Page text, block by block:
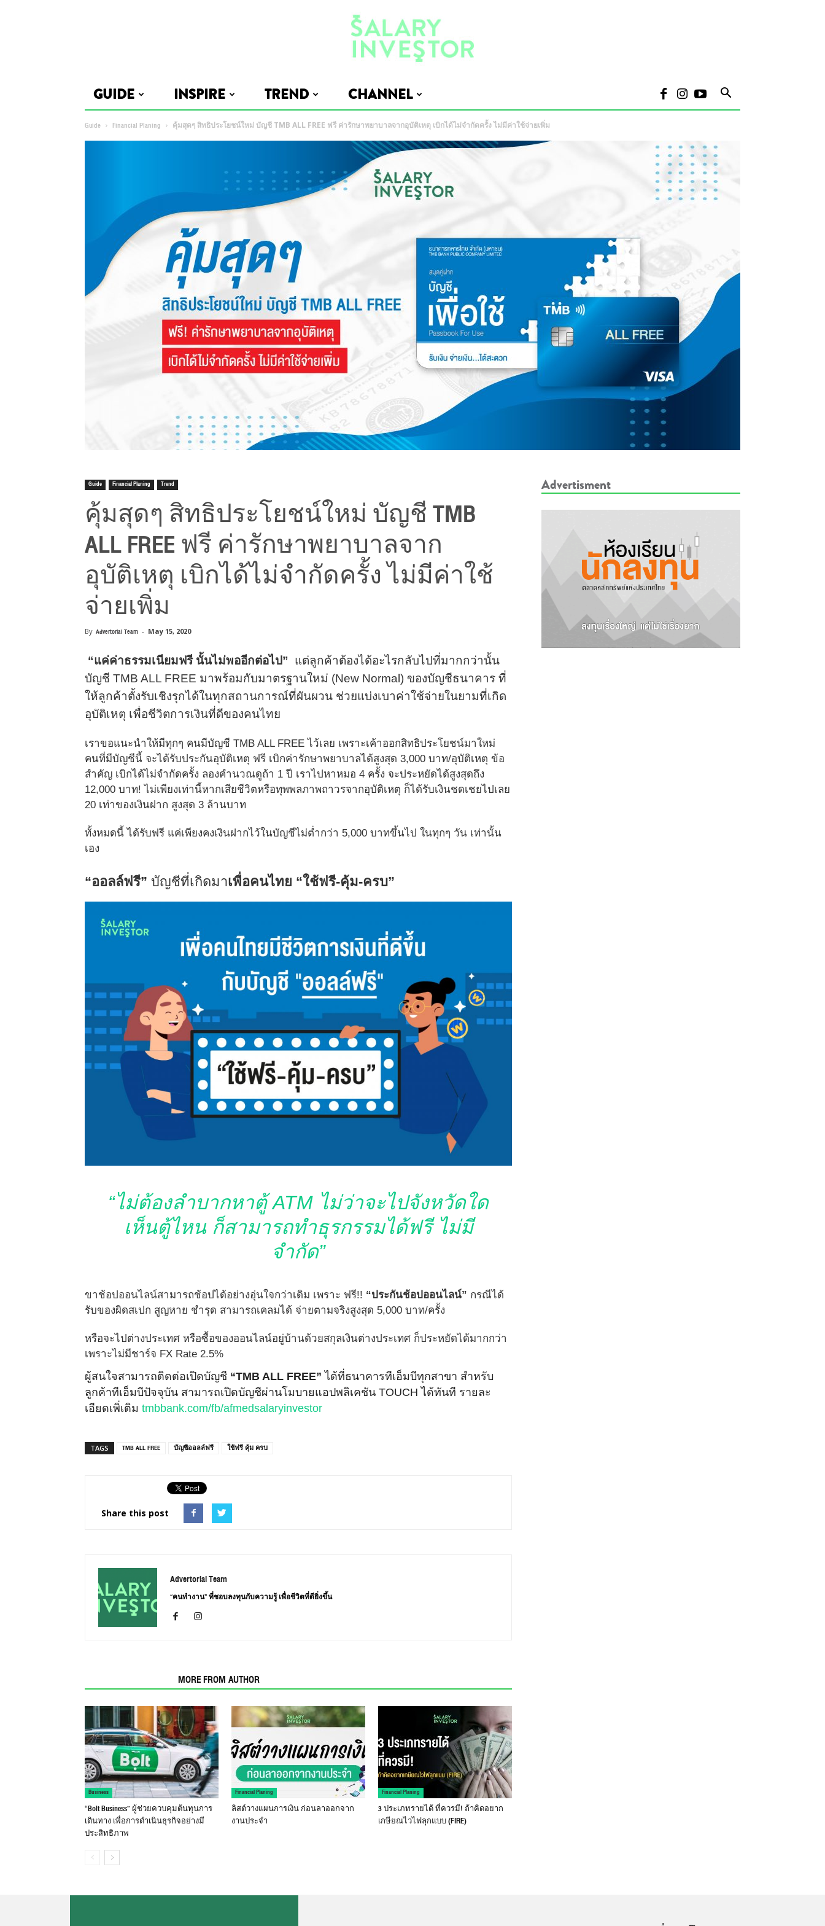
Salary
Investor
GUIDE INSPIRE TREND CHANNEL
Guide Financial Planing คุ้มสุดๆ สิทธิประโยชน์ใหม่ บัญชี TMB ALL FREE ฟรี ค่ารักษาพยาบาลจากอุบัติเหตุ เบิกได้ไม่จำกัดครั้ง ไม่มีค่าใช้จ่ายเพิ่ม
Guide Financial Planing Trend
คุ้มสุดๆ สิทธิประโยชน์ใหม่ บัญชี TMB
ALL FREE ฟรี ค่ารักษาพยาบาลจาก
อุบัติเหตุ เบิกได้ไม่จำกัดครั้ง ไม่มีค่าใช้
จ่ายเพิ่ม
By Advertorial Team - May 15, 2020
“แค่ค่าธรรมเนียมฟรี นั้นไม่พออีกต่อไป” แต่ลูกค้าต้องได้อะไรกลับไปที่มากกว่านั้น
บัญชี TMB ALL FREE มาพร้อมกับมาตรฐานใหม่ (New Normal) ของบัญชีธนาคาร ที่
ให้ลูกค้าตั้งรับเชิงรุกได้ในทุกสถานการณ์ที่ผันผวน ช่วยแบ่งเบาค่าใช้จ่ายในยามที่เกิด
อุบัติเหตุ เพื่อชีวิตการเงินที่ดีของคนไทย
เราขอแนะนำให้มีทุกๆ คนมีบัญชี TMB ALL FREE ไว้เลย เพราะเค้าออกสิทธิประโยชน์มาใหม่
คนที่มีบัญชีนี้ จะได้รับประกันอุบัติเหตุ ฟรี เบิกค่ารักษาพยาบาลได้สูงสุด 3,000 บาท/อุบัติเหตุ ข้อ
สำคัญ เบิกได้ไม่จำกัดครั้ง ลองคำนวณดูถ้า 1 ปี เราไปหาหมอ 4 ครั้ง จะประหยัดได้สูงสุดถึง
12,000 บาท! ไม่เพียงเท่านี้หากเสียชีวิตหรือทุพพลภาพถาวรจากอุบัติเหตุ ก็ได้รับเงินชดเชยไปเลย
20 เท่าของเงินฝาก สูงสุด 3 ล้านบาท
ทั้งหมดนี้ ได้รับฟรี แค่เพียงคงเงินฝากไว้ในบัญชีไม่ต่ำกว่า 5,000 บาทขึ้นไป ในทุกๆ วัน เท่านั้น
เอง
“ออลล์ฟรี” บัญชีที่เกิดมาเพื่อคนไทย “ใช้ฟรี-คุ้ม-ครบ”
“ไม่ต้องลำบากหาตู้ ATM ไม่ว่าจะไปจังหวัดใด
เห็นตู้ไหน ก็สามารถทำธุรกรรมได้ฟรี ไม่มี
จำกัด”
ขาช้อปออนไลน์สามารถช้อปได้อย่างอุ่นใจกว่าเดิม เพราะ ฟรี!! “ประกันช้อปออนไลน์” กรณีได้
รับของผิดสเปก สูญหาย ชำรุด สามารถเคลมได้ จ่ายตามจริงสูงสุด 5,000 บาท/ครั้ง
หรือจะไปต่างประเทศ หรือซื้อของออนไลน์อยู่บ้านด้วยสกุลเงินต่างประเทศ ก็ประหยัดได้มากกว่า
เพราะไม่มีชาร์จ FX Rate 2.5%
ผู้สนใจสามารถติดต่อเปิดบัญชี “TMB ALL FREE” ได้ที่ธนาคารทีเอ็มบีทุกสาขา สำหรับ
ลูกค้าทีเอ็มบีปัจจุบัน สามารถเปิดบัญชีผ่านโมบายแอปพลิเคชัน TOUCH ได้ทันที รายละ
เอียดเพิ่เติม tmbbank.com/fb/afmedsalaryinvestor
TAGS TMB ALL FREE บัญชีออลล์ฟรี ใช้ฟรี คุ้ม ครบ
Share this post
Advertorial Team
“คนทำงาน” ที่ชอบลงทุนกับความรู้ เพื่อชีวิตที่ดียิ่งขึ้น
MORE FROM AUTHOR
Business
“Bolt Business” ผู้ช่วยควบคุมต้นทุนการ
เดินทาง เพื่อการดำเนินธุรกิจอย่างมี
ประสิทธิภาพ
Financial Planing
ลิสต์วางแผนการเงิน ก่อนลาออกจาก
งานประจำ
Financial Planing
3 ประเภทรายได้ ที่ควรมี! ถ้าคิดอยาก
เกษียณไวไฟลุกแบบ (FIRE)
Advertisment